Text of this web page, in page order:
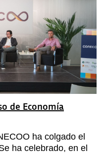
de Economía
ha colgado el
ha celebrado, en el